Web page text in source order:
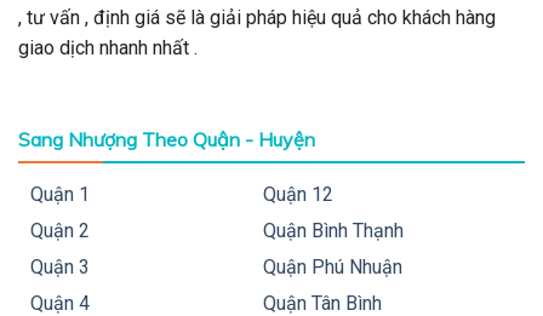
, tư vấn , định giá sẽ là giải pháp hiệu quả cho khách hàng
giao dịch nhanh nhất .
Sang Nhượng Theo Quận - Huyện
Quận 1
Quận 2
Quận 3
Quận 4
Quận 12
Quận Bình Thạnh
Quận Phú Nhuận
Quận Tân Bình